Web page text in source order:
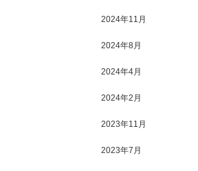
2024年11月
2024年8月
2024年4月
2024年2月
2023年11月
2023年7月